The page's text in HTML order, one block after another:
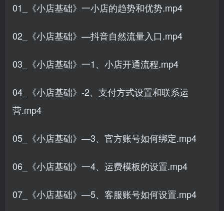
01_《小店基础》一小店的趋势和优势.mp4
02_《小店基础》—抖音自然流量入口.mp4
03_《小店基础》一1、小店开通流程.mp4
04_《小店基础》-2、支付方式设置和联系运
营.mp4
05_《小店基础》—3、官方账号如何绑定.mp4
06_《小店基础》一4、运费模板的设置.mp4
07_《小店基础》—5、客服账号如何设置.mp4